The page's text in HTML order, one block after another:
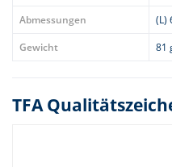
Abmessungen
(L)
Gewicht
81
TFA